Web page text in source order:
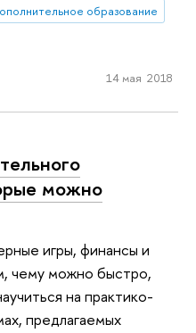
образование
14 мая 2018
можно
игры, финансы и
чему можно быстро,
на практико-
предлагаемых